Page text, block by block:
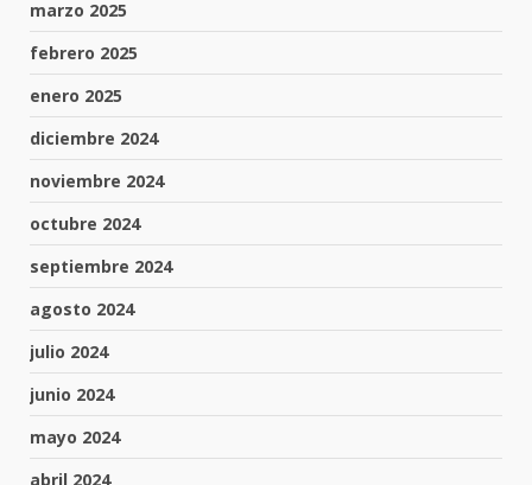
marzo 2025
febrero 2025
enero 2025
diciembre 2024
noviembre 2024
octubre 2024
septiembre 2024
agosto 2024
julio 2024
junio 2024
mayo 2024
abril 2024